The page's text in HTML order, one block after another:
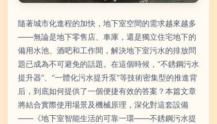
隨著城市化進程的加快，地下室空間的需求越來越多
——無論是地下零售店、車庫，還是獨立住宅地下的
備用水池、酒吧和工作間，解決地下室污水的排放問
題已成為不可避免的話題。在這個時候，“不銹鋼污水
提升器”、“一體化污水提升泵”等技術密集型的推進背
后，到底如何提供了一個便捷有效的答案？本篇文章
將結合實際使用場景及機械原理，深化對這套設備
——《地下室智能生活的可靠一環——不銹鋼污水提